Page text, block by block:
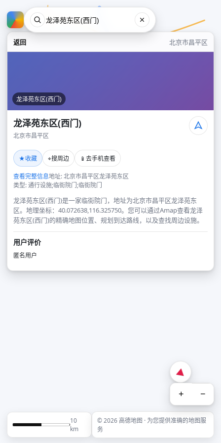
返回 北京市昌平区
龙泽苑东区(西门)
龙泽苑东区(西门)
北京市昌平区
★收藏 ⌖搜周边 📱 去手机查看
查看完整信息地址: 北京市昌平区龙泽苑东区
类型: 通行设施;临街院门;临街院门
龙泽苑东区(西门)是一家临街院门，地址为北京市昌平区龙泽苑东
区。地理坐标：40.072638,116.325750。您可以通过Amap查看龙泽
苑东区(西门)的精确地图位置、规划到达路线，以及查找周边设施。
用户评价
匿名用户
+ −
10
km
© 2026 高德地图 · 为您提供准确的地图服
务